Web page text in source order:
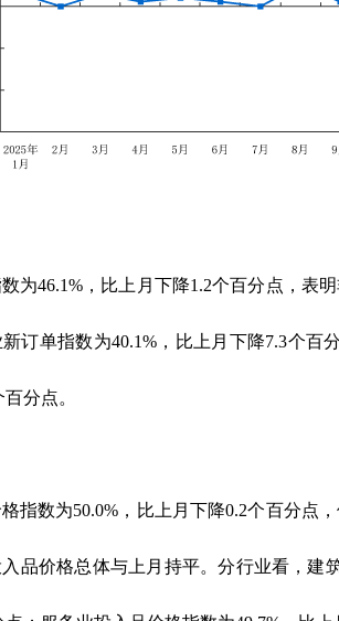
为46.1% ，比上月下降1.2个百分点，表
订单指数为40.1% ，比上月下降7.3个百
百分点。
指数为50.0% ，比上月下降0.2个百分点
品价格总体与上月持平。分行业看，建